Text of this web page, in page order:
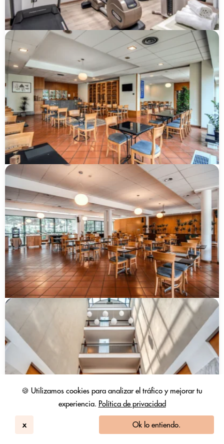
🍪 Utilizamos cookies para analizar el tráfico y mejorar tu
experiencia. Política de privacidad
x Ok lo entiendo.